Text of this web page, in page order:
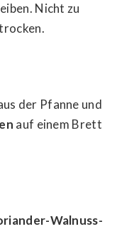
Nicht zu
der Pfanne und
auf einem Brett
Walnuss-